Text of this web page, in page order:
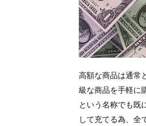
高額な商品は通常
級な商品を手軽に
という名称でも既
して充てる為、全